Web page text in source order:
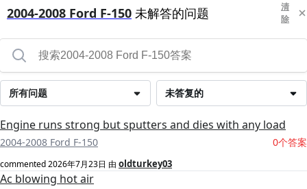
2004-2008 Ford F-150 未解答的问题
清
除
未答复的
所有问题
Engine runs strong but sputters and dies with any load
2004-2008 Ford F-150 0个答案
commented2026年7月23日 由 oldturkey03
Ac blowing hot air